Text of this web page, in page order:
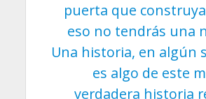
puerta que
eso no tendrás una
Una historia, en algún
es algo de este
verdadera historia